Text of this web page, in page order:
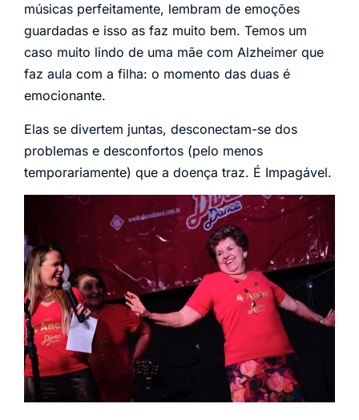
músicas perfeitamente, lembram de emoções
guardadas e isso as faz muito bem. Temos um
caso muito lindo de uma mãe com Alzheimer que
faz aula com a filha: o momento das duas é
emocionante.
Elas se divertem juntas, desconectam-se dos
problemas e desconfortos (pelo menos
temporariamente) que a doença traz. É Impagável.